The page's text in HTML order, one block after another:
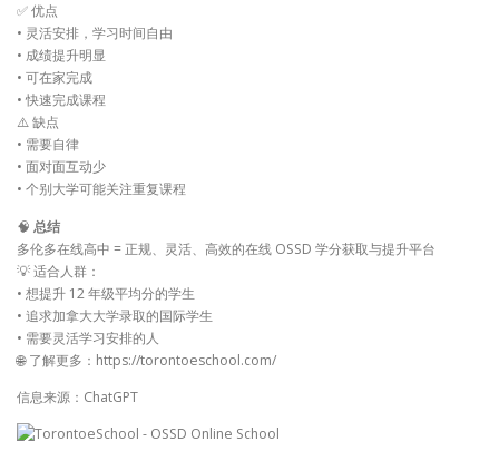
✅ 优点
• 灵活安排，学习时间自由
• 成绩提升明显
• 可在家完成
• 快速完成课程
⚠️ 缺点
• 需要自律
• 面对面互动少
• 个别大学可能关注重复课程
🧠 总结
多伦多在线高中 = 正规、灵活、高效的在线 OSSD 学分获取与提升平台
💡 适合人群：
• 想提升 12 年级平均分的学生
• 追求加拿大大学录取的国际学生
• 需要灵活学习安排的人
🌐 了解更多：https://torontoeschool.com/
信息来源：ChatGPT